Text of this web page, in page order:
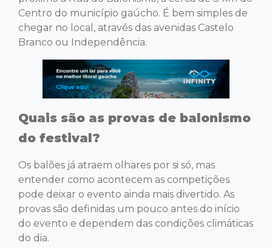
Centro do município gaúcho. É bem simples de
chegar no local, através das avenidas Castelo
Branco ou Independência.
Quais são as provas de balonismo
do festival?
Os balões já atraem olhares por si só, mas
entender como acontecem as competições
pode deixar o evento ainda mais divertido. As
provas são definidas um pouco antes do início
do evento e dependem das condições climáticas
do dia.